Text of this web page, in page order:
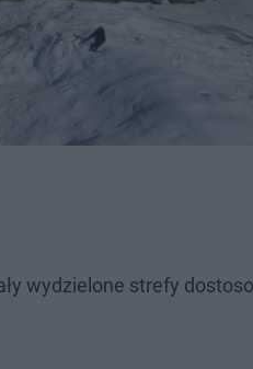
wydzielone strefy